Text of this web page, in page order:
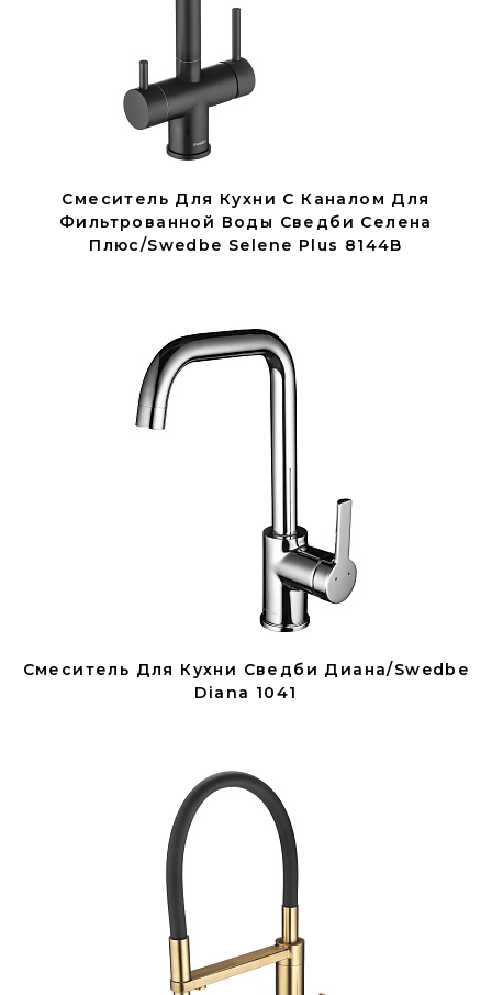
Смеситель Для Кухни C Каналом Для
Фильтрованной Воды Сведби Селена
Плюс/Swedbe Selene Plus 8144B
Смеситель Для Кухни Сведби Диана/Swedbe
Diana 1041